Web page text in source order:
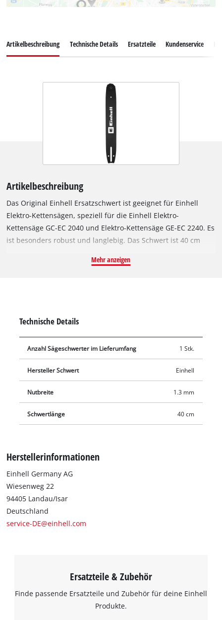
Artikelbeschreibung Technische Details Ersatzteile Kundenservice
Artikelbeschreibung
Das Original Einhell Ersatzschwert ist geeignet für Einhell
Elektro-Kettensägen, speziell für die Einhell Elektro-
Kettensäge GC-EC 2040 und Elektro-Kettensäge GE-EC 2240. Es
ist besonders robust und langlebig. Das Schwert ist 40 cm
besonders gut für Sägearbeiten an Bäumen oder
werden.
Mehr anzeigen
Technische Details
Anzahl Sägeschwerter im Lieferumfang 1 Stk.
Hersteller Schwert Einhell
Nutbreite 1.3 mm
Schwertlänge 40 cm
Herstellerinformationen
Einhell Germany AG
Wiesenweg 22
94405 Landau/Isar
Deutschland
service-DE@einhell.com
Ersatzteile & Zubehör
Finde passende Ersatzteile und Zubehör für deine Einhell
Produkte.